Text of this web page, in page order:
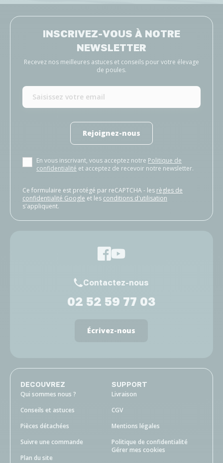
INSCRIVEZ-VOUS À NOTRE
NEWSLETTER
Recevez nos meilleures astuces et conseils pour votre élevage
de poules.
Rejoignez-nous
En vous inscrivant, vous acceptez notre Politique de
confidentialité et acceptez de recevoir notre newsletter.
Ce formulaire est protégé par reCAPTCHA - les règles de
confidentialité Google et les conditions d'utilisation
s'appliquent.
Contactez-nous
02 52 59 77 03
Écrivez-nous
DECOUVREZ
Qui sommes nous ?
Conseils et astuces
Pièces détachées
Suivre une commande
Plan du site
SUPPORT
Livraison
CGV
Mentions légales
Politique de confidentialité
Gérer mes cookies